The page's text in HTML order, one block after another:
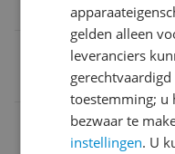
Verpakking lengte
29,7 cm
Verpakkingsgewicht
gelden alleen
leveranciers
toestemming; u
bezwaar te
instellingen. U